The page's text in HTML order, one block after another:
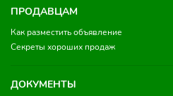
ПРОДАВЦАМ
Как разместить объявление
Секреты хороших продаж
ДОКУМЕНТЫ